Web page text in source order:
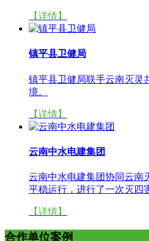
【详情】
镇平县卫健局
镇平县卫健局联手云南灭灵
境。
【详情】
云南中水电建集团
云南中水电建集团协同云南
平稳运行，进行了一次灭四
【详情】
合作单位案例